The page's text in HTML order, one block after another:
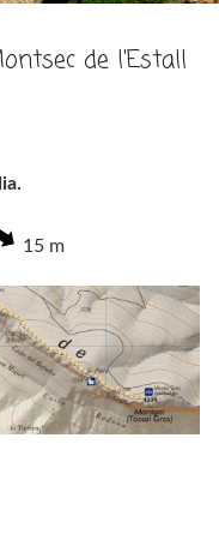
de l'Estall
15 m